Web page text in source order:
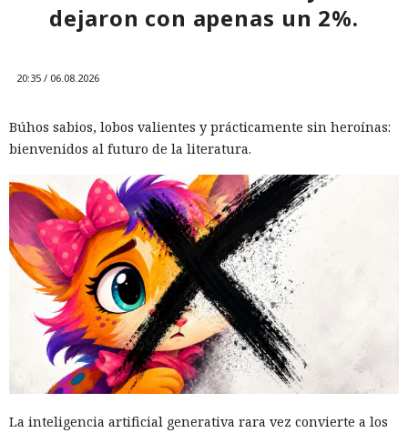
Hombre podría afrontar hasta 32 años de prisión por filtrar
El canadiense Connor Riley Muka ganó dinero durante
muchos meses con datos robados de otras personas, antes
de ser detenido y entregado a la justicia estadounidense por
uno de los mayores hackeos de los últimos años — ataque a
dejaron con apenas un 2%.
20:35 / 06.08.2026
Búhos sabios, lobos valientes y prácticamente sin heroínas:
bienvenidos al futuro de la literatura.
La inteligencia artificial generativa rara vez convierte a los